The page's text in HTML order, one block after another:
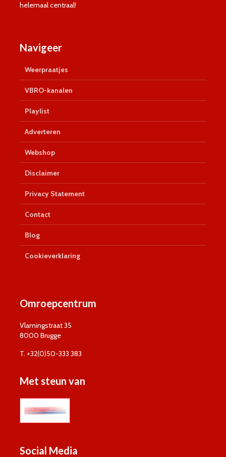
helemaal centraal!
Navigeer
Weerpraatjes
VBRO-kanalen
Playlist
Adverteren
Webshop
Disclaimer
Privacy Statement
Contact
Blog
Cookieverklaring
Omroepcentrum
Vlamingstraat 35
8000 Brugge
T. +32(0)50-333 383
Met steun van
Social Media